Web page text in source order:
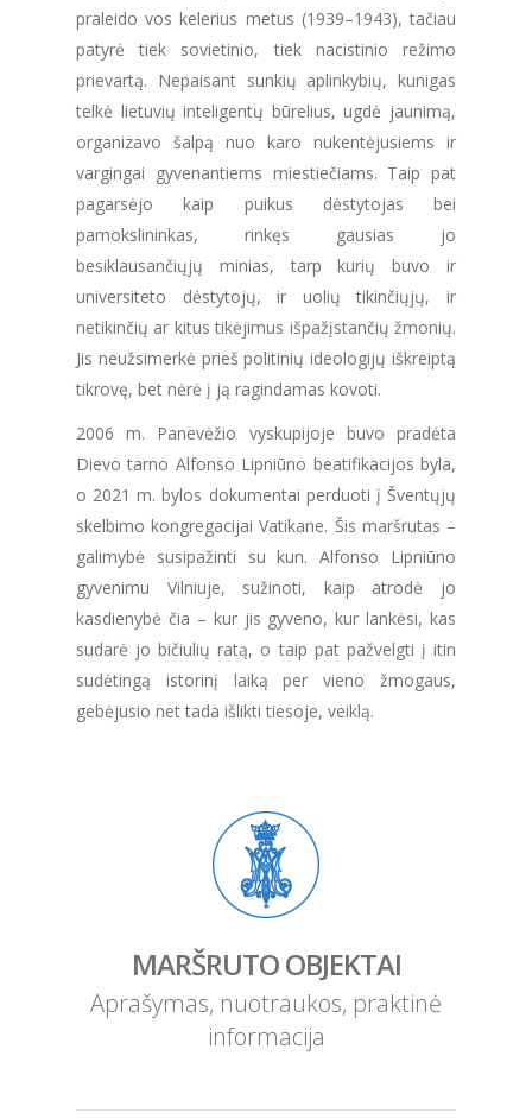
praleido vos kelerius metus (1939–1943), tačiau
patyrė tiek sovietinio, tiek nacistinio režimo
prievartą. Nepaisant sunkių aplinkybių, kunigas
telkė lietuvių inteligentų būrelius, ugdė jaunimą,
organizavo šalpą nuo karo nukentėjusiems ir
vargingai gyvenantiems miestiečiams. Taip pat
pagarsėjo kaip puikus dėstytojas bei
pamokslininkas, rinkęs gausias jo
besiklausančiųjų minias, tarp kurių buvo ir
universiteto dėstytojų, ir uolių tikinčiųjų, ir
netikinčių ar kitus tikėjimus išpažįstančių žmonių.
Jis neužsimerkė prieš politinių ideologijų iškreiptą
tikrovę, bet nėrė į ją ragindamas kovoti.
2006 m. Panevėžio vyskupijoje buvo pradėta
Dievo tarno Alfonso Lipniūno beatifikacijos byla,
o 2021 m. bylos dokumentai perduoti į Šventųjų
skelbimo kongregacijai Vatikane. Šis maršrutas –
galimybė susipažinti su kun. Alfonso Lipniūno
gyvenimu Vilniuje, sužinoti, kaip atrodė jo
kasdienybė čia – kur jis gyveno, kur lankėsi, kas
sudarė jo bičiulių ratą, o taip pat pažvelgti į itin
sudėtingą istorinį laiką per vieno žmogaus,
gebėjusio net tada išlikti tiesoje, veiklą.
MARŠRUTO OBJEKTAI
Aprašymas, nuotraukos, praktinė
informacija